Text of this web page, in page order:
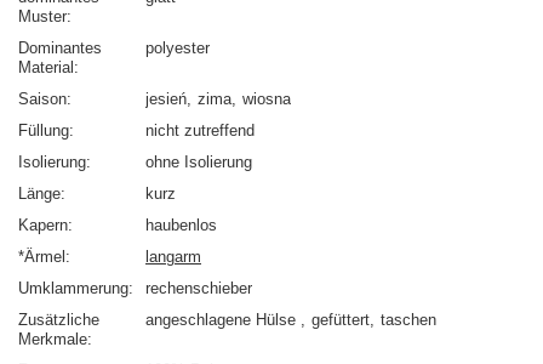
Muster
Dominantes
Material
polyester
Saison jesień zima wiosna
Füllung
nicht zutreffend
Isolierung
ohne Isolierung
Länge
kurz
Kapern
haubenlos
*Ärmel
langarm
Umklammerung
rechenschieber
Zusätzliche
Merkmale
angeschlagene Hülse gefüttert taschen